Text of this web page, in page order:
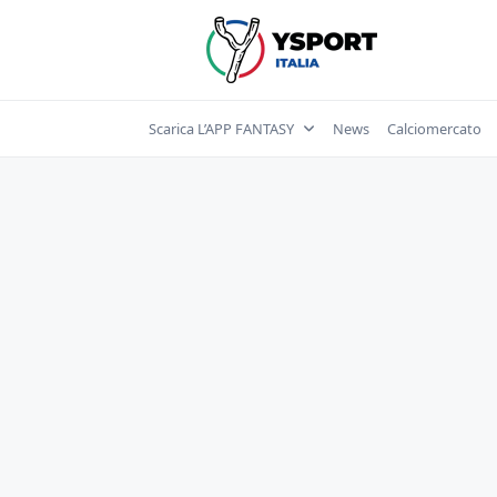
Scarica L’APP FANTASY News Calciomercato